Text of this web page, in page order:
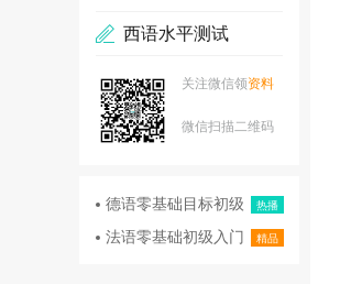
西语水平测试
关注微信领资料
微信扫描二维码
德语零基础目标初级 热播
法语零基础初级入门 精品